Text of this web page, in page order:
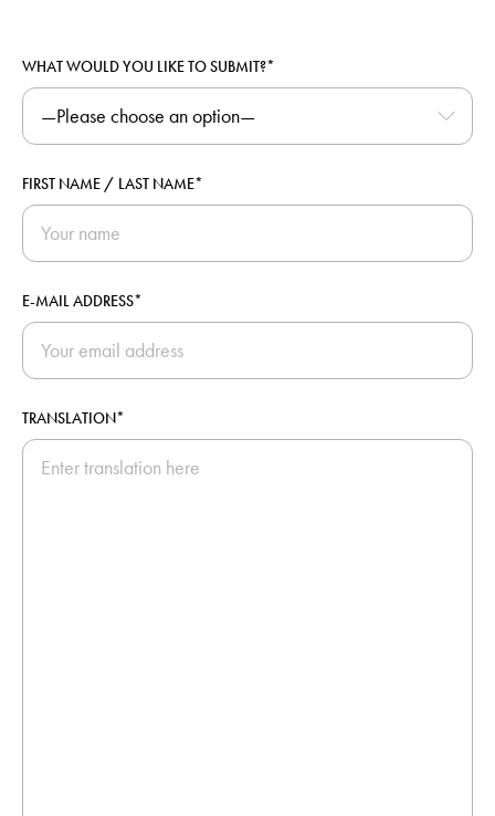
WHAT WOULD YOU LIKE TO SUBMIT?*
FIRST NAME / LAST NAME*
E-MAIL ADDRESS*
TRANSLATION*